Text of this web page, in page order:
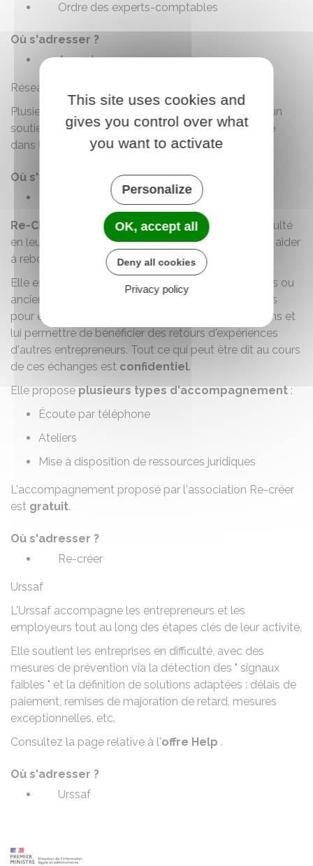
Ordre des experts-comptables
Où s'adresser ?
Avocat
Réseau associatif
Plusieurs associations se sont unies pour apporter un
soutien moral et pratique aux dirigeants en difficulté
dans le
Portail du rebond :
Où s'adresser ?
Portail du rebond des entrepreneurs
Re-CRÉER
accompagne les entrepreneurs en difficulté
en leur offrant un soutien moral et pratique pour les aider
à rebondir.
Elle est composée de bénévoles (anciens dirigeants ou
anciens juges du tribunal de commerce) disponibles
pour écouter l'entrepreneur, répondre à ses questions et
lui permettre de bénéficier des retours d'expériences
d'autres entrepreneurs. Tout ce qui peut être dit au cours
de ces échanges est confidentiel.
Elle proposeplusieurs types d'accompagnement :
Écoute par téléphone
Ateliers
Mise à disposition de ressources juridiques
L'accompagnement proposé par l'association Re-créer
est gratuit.
Où s'adresser ?
Re-créer
Urssaf
L'Urssaf accompagne les entrepreneurs et les
employeurs tout au long des étapes clés de leur activité.
Elle soutient les entreprises en difficulté, avec des
mesures de prévention via la détection des " signaux
faibles " et la définition de solutions adaptées : délais de
paiement, remises de majoration de retard, mesures
exceptionnelles, etc.
Consultez la page relative à l'offre Help .
Où s'adresser ?
Urssaf
This site uses cookies and
gives you control over what
you want to activate
Personalize
OK, accept all
Deny all cookies
Privacy policy